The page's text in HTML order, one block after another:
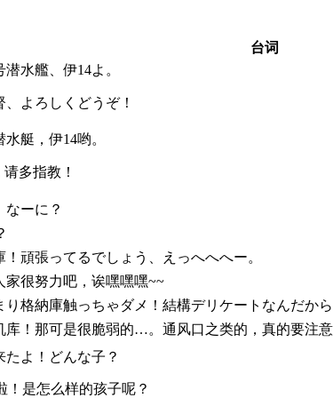
台词
水艦、伊14よ。
よろしくどうぞ！
艇，伊14哟。
多指教！
なーに？
頑張ってるでしょう、えっへへへー。
家很努力吧，诶嘿嘿嘿~~
格納庫触っちゃダメ！結構デリケートなんだか
！那可是很脆弱的…。通风口之类的，真的要注
よ！どんな子？
！是怎么样的孩子呢？